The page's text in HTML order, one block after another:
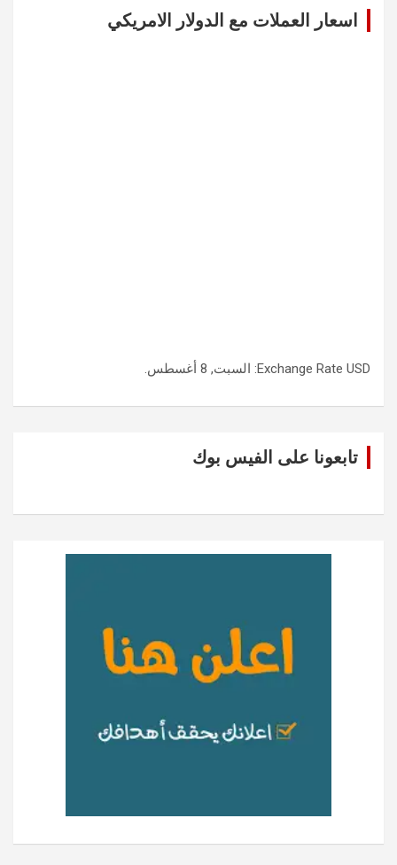
اسعار العملات مع الدولار الامريكي
Exchange Rate USD : السبت, 8 أغسطس.
تابعونا على الفيس بوك